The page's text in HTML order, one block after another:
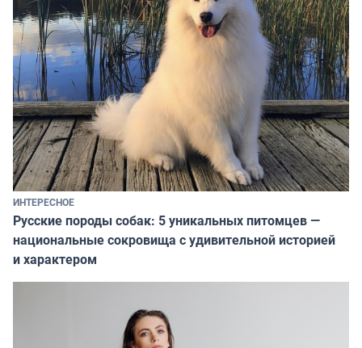
ИНТЕРЕСНОЕ
Русские породы собак: 5 уникальных питомцев —
национальные сокровища с удивительной историей
и характером